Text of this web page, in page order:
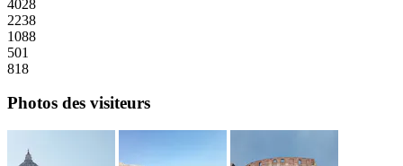
4028
2238
1088
501
818
Photos des visiteurs